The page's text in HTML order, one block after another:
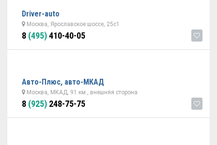
Driver-auto
Москва, Ярославское шоссе, 25с1
8 (495)410-40-05
Авто-Плюс, авто-МКАД
Москва, МКАД, 91 км., внешняя сторона
8 (925) 248-75-75